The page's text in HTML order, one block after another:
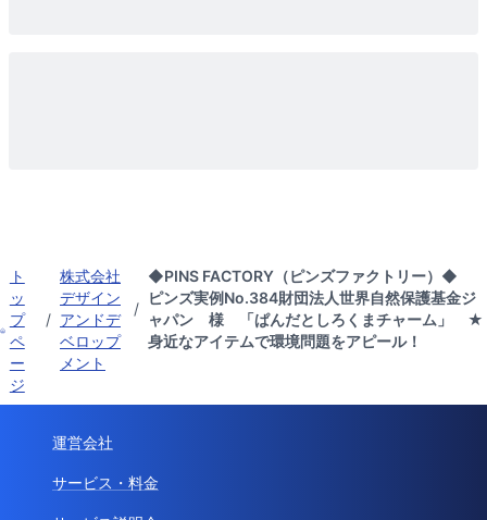
ト
ッ
プ
ペ
ー
ジ
/
株式会社
デザイン
アンドデ
ベロップ
メント
/
◆PINS FACTORY（ピンズファクトリー）◆
ピンズ実例No.384財団法人世界自然保護基金ジ
ャパン 様 「ぱんだとしろくまチャーム」 ★
身近なアイテムで環境問題をアピール！
運営会社
サービス・料金